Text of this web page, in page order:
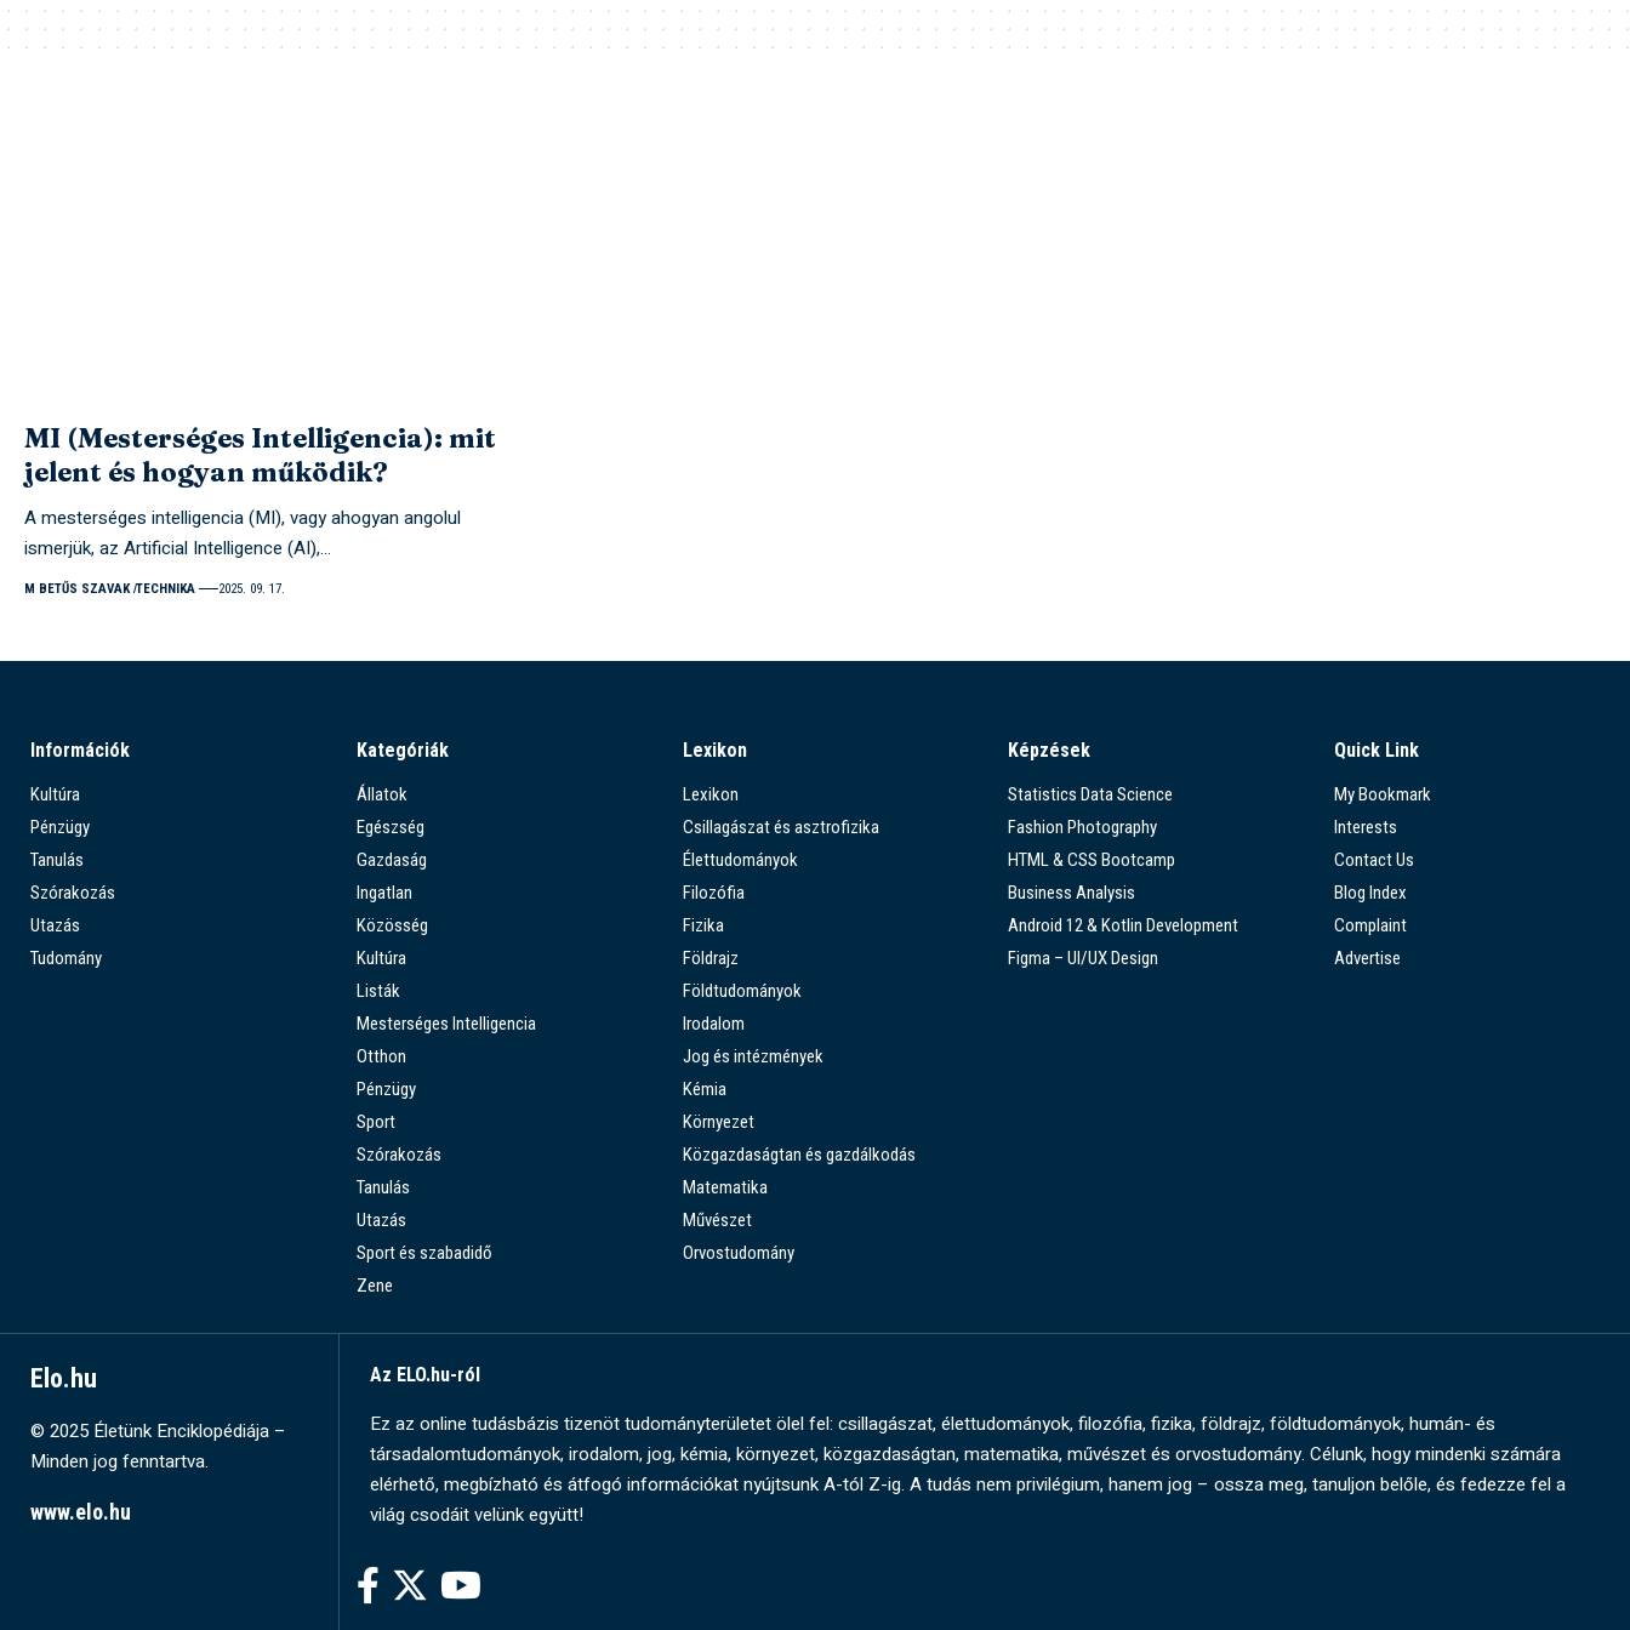
MI (Mesterséges Intelligencia): mit
jelent és hogyan működik?
A mesterséges intelligencia (MI), vagy ahogyan angolul
ismerjük, az Artificial Intelligence (AI),…
M BETŰS SZAVAK TECHNIKA 2025. 09. 17.
Információk
Kultúra
Pénzügy
Tanulás
Szórakozás
Utazás
Tudomány
Kategóriák
Állatok
Egészség
Gazdaság
Ingatlan
Közösség
Kultúra
Listák
Mesterséges Intelligencia
Otthon
Pénzügy
Sport
Szórakozás
Tanulás
Utazás
Sport és szabadidő
Zene
Lexikon
Lexikon
Csillagászat és asztrofizika
Élettudományok
Filozófia
Fizika
Földrajz
Földtudományok
Irodalom
Jog és intézmények
Kémia
Környezet
Közgazdaságtan és gazdálkodás
Matematika
Művészet
Orvostudomány
Képzések
Statistics Data Science
Fashion Photography
HTML & CSS Bootcamp
Business Analysis
Android 12 & Kotlin Development
Figma – UI/UX Design
Quick Link
My Bookmark
Interests
Contact Us
Blog Index
Complaint
Advertise
Elo.hu
© 2025 Életünk Enciklopédiája –
Minden jog fenntartva.
www.elo.hu
Az ELO.hu-ról
Ez az online tudásbázis tizenöt tudományterületet ölel fel: csillagászat, élettudományok, filozófia, fizika, földrajz, földtudományok, humán- és
társadalomtudományok, irodalom, jog, kémia, környezet, közgazdaságtan, matematika, művészet és orvostudomány. Célunk, hogy mindenki számára
elérhető, megbízható és átfogó információkat nyújtsunk A-tól Z-ig. A tudás nem privilégium, hanem jog – ossza meg, tanuljon belőle, és fedezze fel a
világ csodáit velünk együtt!